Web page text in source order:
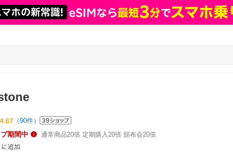
4.67 （90件）
期間中 通常商品20倍 定期購入20倍 頒布会20倍